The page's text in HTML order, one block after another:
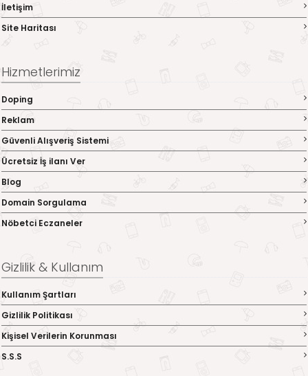
İletişim
Site Haritası
Hizmetlerimiz
Doping
Reklam
Güvenli Alışveriş Sistemi
Ücretsiz İş ilanı Ver
Blog
Domain Sorgulama
Nöbetci Eczaneler
Gizlilik & Kullanım
Kullanım Şartları
Gizlilik Politikası
Kişisel Verilerin Korunması
S.S.S